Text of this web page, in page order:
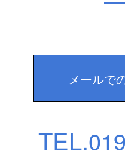
メールで
TEL.